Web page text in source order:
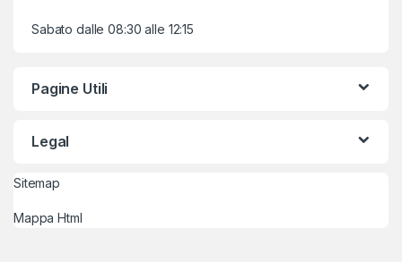
Sabato dalle 08:30 alle 12:15
Pagine Utili
Legal
Sitemap
Mappa Html